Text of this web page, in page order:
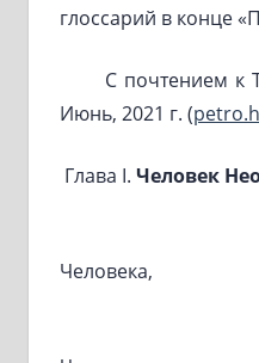
глоссарий в конце
С почтением к
Июнь, 2021 г. (
Глава I. Человек
Человека,
а